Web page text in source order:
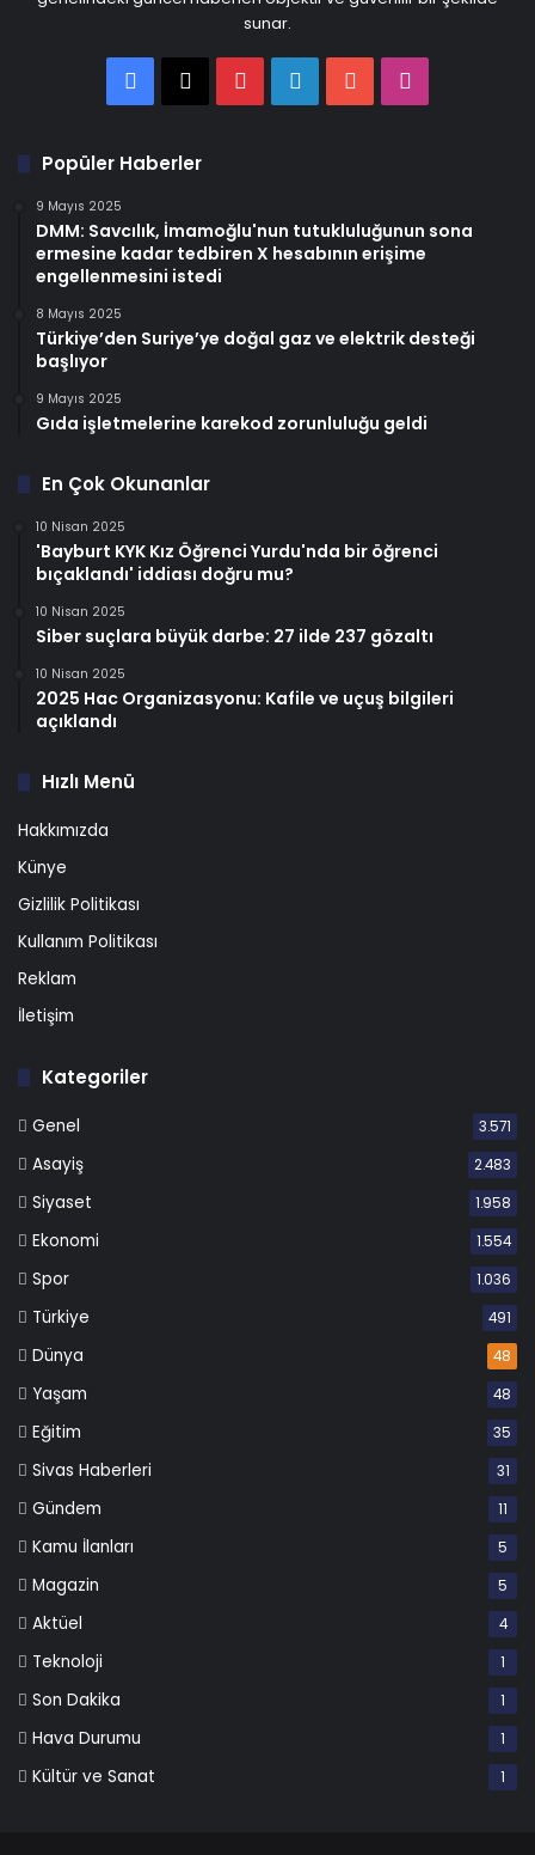
sunar.
Facebook
X PinterestLinkedInYouTube
Popüler Haberler
9 Mayıs 2025
DMM: Savcılık, İmamoğlu'nun tutukluluğunun sona
ermesine kadar tedbiren X hesabının erişime
engellenmesini istedi
8 Mayıs 2025
Türkiye’den Suriye’ye doğal gaz ve elektrik desteği
başlıyor
9 Mayıs 2025
Gıda işletmelerine karekod zorunluluğu geldi
En Çok Okunanlar
10 Nisan 2025
'Bayburt KYK Kız Öğrenci Yurdu'nda bir öğrenci
bıçaklandı' iddiası doğru mu?
10 Nisan 2025
Siber suçlara büyük darbe: 27 ilde 237 gözaltı
10 Nisan 2025
2025 Hac Organizasyonu: Kafile ve uçuş bilgileri
açıklandı
Hızlı Menü
Hakkımızda
Künye
Gizlilik Politikası
Kullanım Politikası
Reklam
İletişim
Kategoriler
Genel 3.571
Asayiş 2.483
Siyaset 1.958
Ekonomi 1.554
Spor 1.036
Türkiye 491
Dünya 48
Yaşam 48
Eğitim 35
Sivas Haberleri 31
Gündem 11
Kamu İlanları 5
Magazin 5
Aktüel 4
Teknoloji 1
Son Dakika 1
Hava Durumu 1
Kültür ve Sanat 1